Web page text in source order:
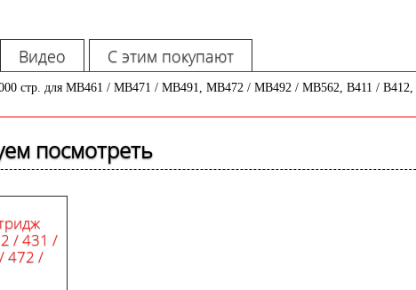
стр. для MB461 / MB471 / MB491, MB472 / MB492 / MB562, B411 /
Видео С этим покупают
посмотреть
/ 431 /
472 /